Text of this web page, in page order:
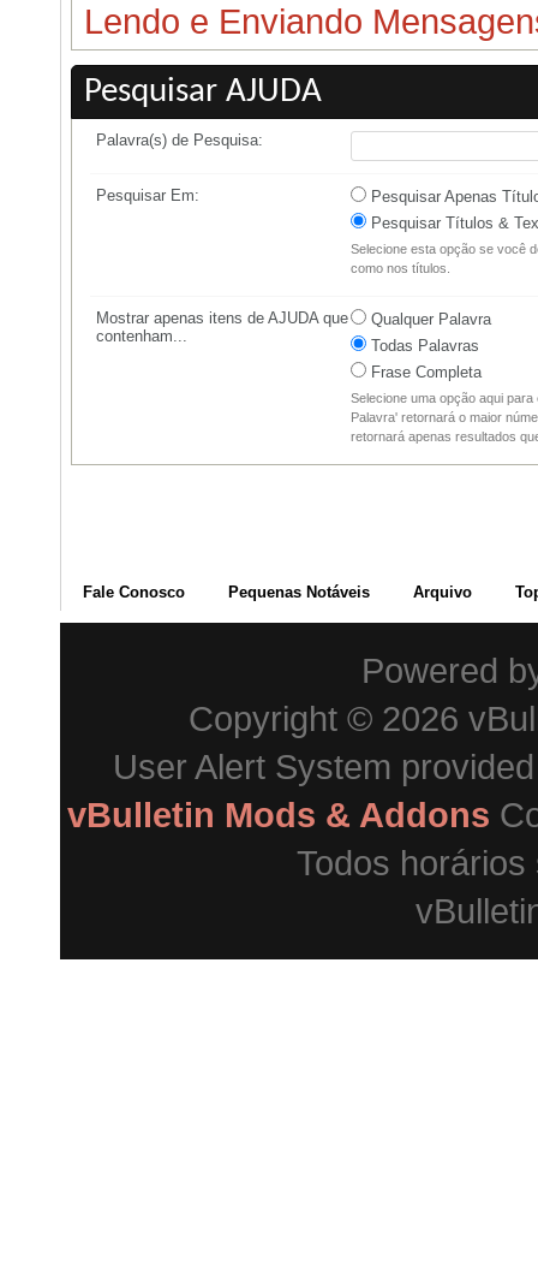
Lendo e Enviando
Pesquisar AJUDA
Palavra(s) de Pesquisa:
Pesquisar Em:
Pesquisar Apenas
Pesquisar Títulos &
Selecione esta opção se você
como nos títulos.
Mostrar apenas itens de AJUDA que
contenham...
Qualquer Palavra
Todas Palavras
Frase Completa
Selecione uma opção aqui
Palavra' retornará o maior
retornará apenas resultados
Fale Conosco Pequenas Notáveis Arquivo
Powered
Copyright © 2026
User Alert System
vBulletin Mods & Addons
Todos